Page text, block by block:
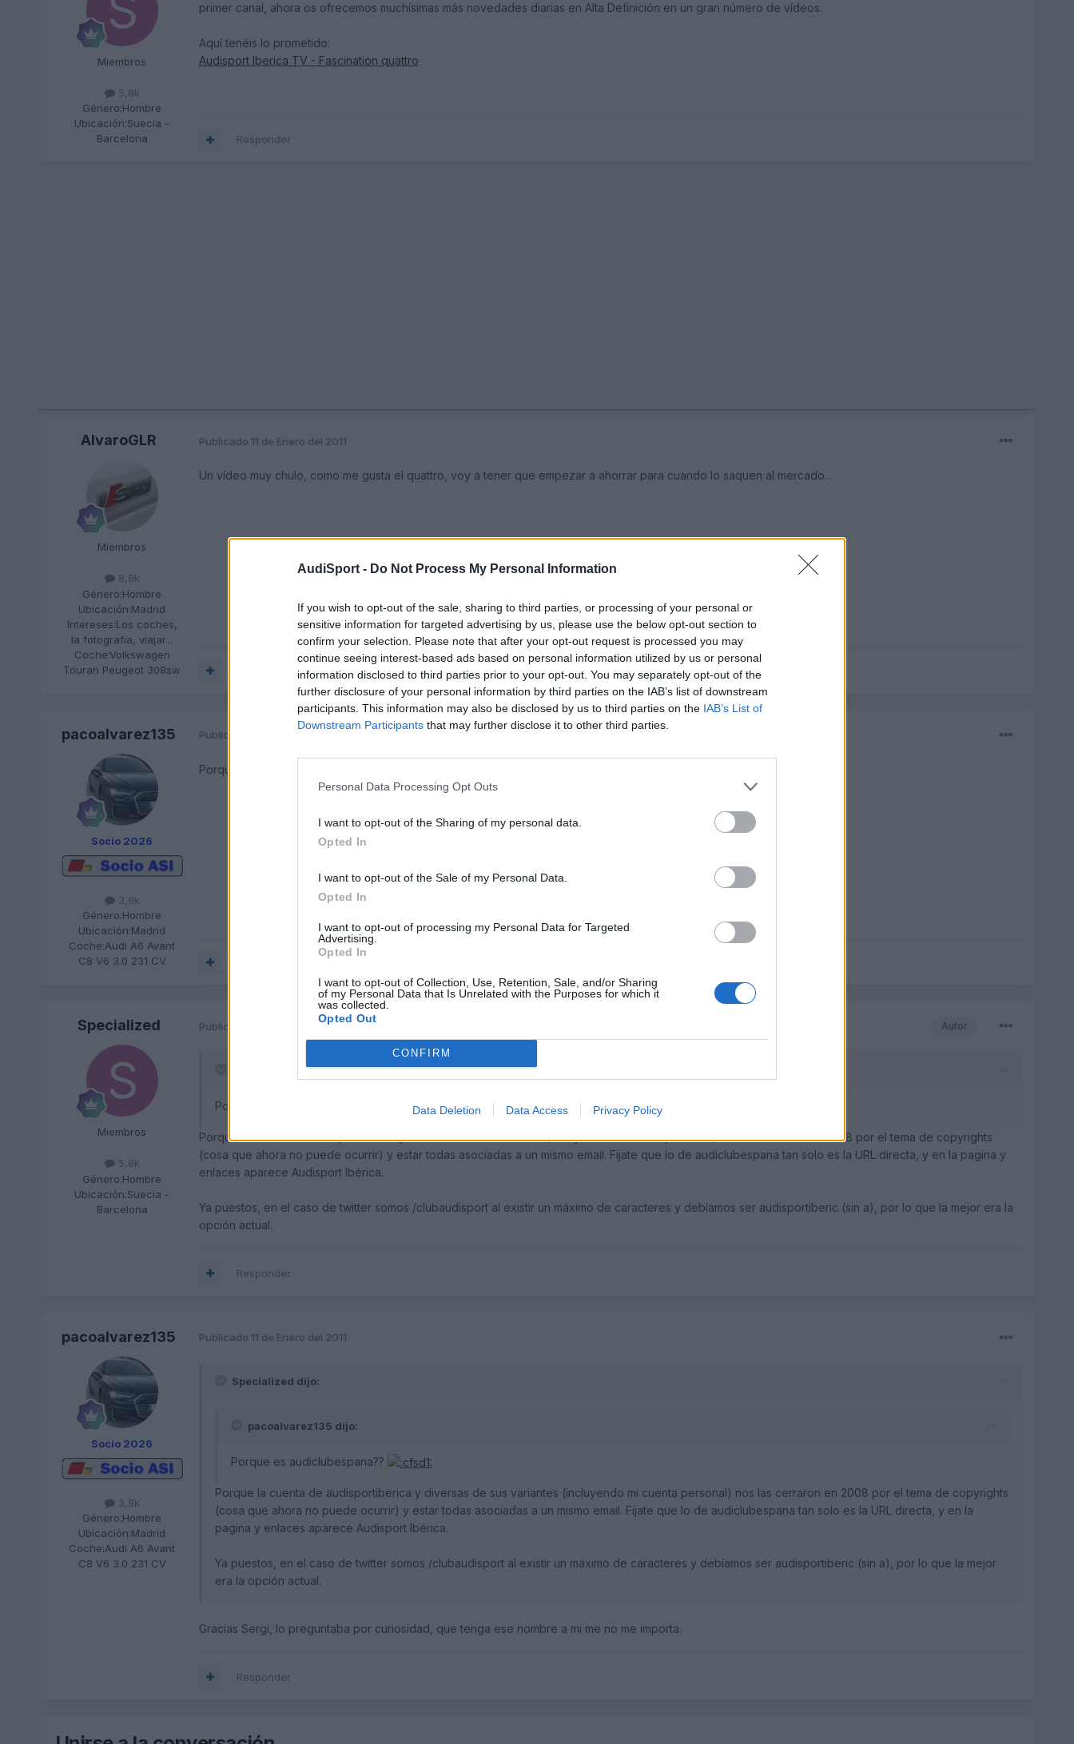
AudiSport - Do Not Process My Personal Information
If you wish to opt-out of the sale, sharing to third parties, or processing of your personal or
sensitive information for targeted advertising by us, please use the below opt-out section to
confirm your selection. Please note that after your opt-out request is processed you may
continue seeing interest-based ads based on personal information utilized by us or personal
information disclosed to third parties prior to your opt-out. You may separately opt-out of the
further disclosure of your personal information by third parties on the IAB’s list of downstream
participants. This information may also be disclosed by us to third parties on the IAB’s List of
Downstream Participants that may further disclose it to other third parties.
Personal Data Processing Opt Outs
I want to opt-out of the Sharing of my personal data.
Opted In
I want to opt-out of the Sale of my Personal Data.
Opted In
I want to opt-out of processing my Personal Data for Targeted
Advertising.
Opted In
I want to opt-out of Collection, Use, Retention, Sale, and/or Sharing
of my Personal Data that Is Unrelated with the Purposes for which it
was collected.
Opted Out
CONFIRM
Data Deletion Data Access Privacy Policy
Miembros
5,8k
Género:Hombre
Ubicación:Suecia -
Barcelona
primer canal, ahora os ofrecemos muchísimas más novedades diarias en Alta Definición en un gran número de vídeos.
Aquí tenéis lo prometido:
Audisport Iberica TV - Fascination quattro
Responder
AlvaroGLR
Miembros
8,8k
Género:Hombre
Ubicación:Madrid
Intereses:Los coches,
la fotografia, viajar...
Coche:Volkswagen
Touran Peugeot 308sw
Publicado 11 de Enero del 2011
Un vídeo muy chulo, como me gusta el quattro, voy a tener que empezar a ahorrar para cuando lo saquen al mercado...
pacoalvarez135
Socio 2026
3,9k
Género:Hombre
Ubicación:Madrid
Coche:Audi A6 Avant
C8 V6 3.0 231 CV
Publicado
Porque es audiclubespana??
Specialized
Miembros
5,8k
Género:Hombre
Ubicación:Suecia -
Barcelona
Autor
Publicado 11 de Enero del 2011
pacoalvarez135 dijo:
Porque es audiclubespana??
Porque la cuenta de audisportiberica y diversas de sus variantes (incluyendo mi cuenta personal) nos las cerraron en 2008 por el tema de copyrights
(cosa que ahora no puede ocurrir) y estar todas asociadas a un mismo email. Fijate que lo de audiclubespana tan solo es la URL directa, y en la pagina y
enlaces aparece Audisport Ibérica.
Ya puestos, en el caso de twitter somos /clubaudisport al existir un máximo de caracteres y debíamos ser audisportiberic (sin a), por lo que la mejor era la
opción actual.
Responder
pacoalvarez135
Socio 2026
3,9k
Género:Hombre
Ubicación:Madrid
Coche:Audi A6 Avant
C8 V6 3.0 231 CV
Publicado 11 de Enero del 2011
Specialized dijo:
pacoalvarez135 dijo:
Porque es audiclubespana??
Porque la cuenta de audisportiberica y diversas de sus variantes (incluyendo mi cuenta personal) nos las cerraron en 2008 por el tema de copyrights
(cosa que ahora no puede ocurrir) y estar todas asociadas a un mismo email. Fijate que lo de audiclubespana tan solo es la URL directa, y en la
pagina y enlaces aparece Audisport Ibérica.
Ya puestos, en el caso de twitter somos /clubaudisport al existir un máximo de caracteres y debíamos ser audisportiberic (sin a), por lo que la mejor
era la opción actual.
Gracias Sergi, lo preguntaba por curiosidad, que tenga ese nombre a mi me no me importa.
Responder